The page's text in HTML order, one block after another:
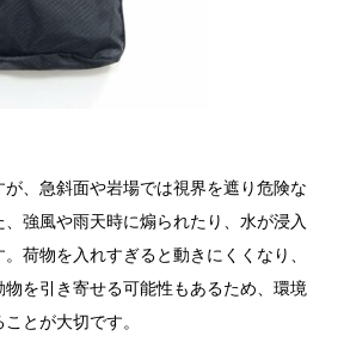
、急斜面や岩場では視界を遮り危険な
強風や雨天時に煽られたり、水が浸入
荷物を入れすぎると動きにくくなり、
を引き寄せる可能性もあるため、環境
とが大切です。